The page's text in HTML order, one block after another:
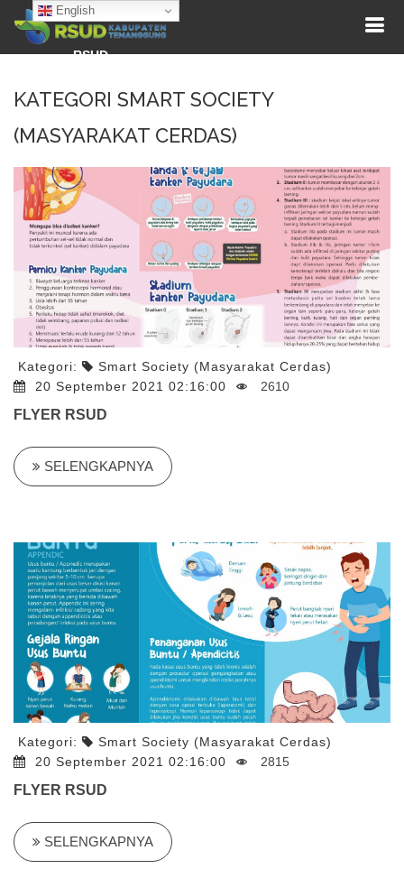
English
RSUD
KATEGORI SMART SOCIETY
(MASYARAKAT CERDAS)
Kategori:
Smart Society (Masyarakat Cerdas)
20 September 2021 02:16:00
2610
FLYER RSUD
SELENGKAPNYA
Kategori:
Smart Society (Masyarakat Cerdas)
20 September 2021 02:16:00
2815
FLYER RSUD
SELENGKAPNYA